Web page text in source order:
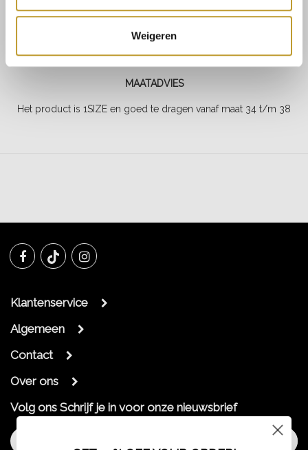
Weigeren
Ayla gold button knitwear dress
red
MAATADVIES
Het product is 1SIZE en goed te dragen vanaf maat 34 t/m 38
Klantenservice
Algemeen
Contact
Over ons
Volg ons Schrijf je in voor onze nieuwsbrief